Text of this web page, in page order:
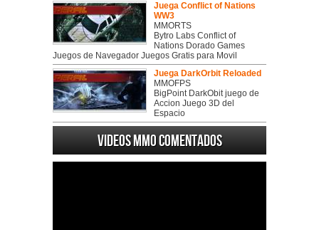
Juega Conflict of Nations
WW3
MMORTS
Bytro Labs Conflict of
Nations Dorado Games
Juegos de Navegador Juegos Gratis para Movil
Juega DarkOrbit Reloaded
MMOFPS
BigPoint DarkObit juego de
Accion Juego 3D del
Espacio
Videos MMO Comentados